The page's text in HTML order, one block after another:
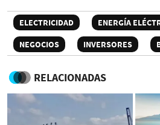
ELECTRICIDAD ENERGÍA
NEGOCIOS
INVERSORES
RELACIONADAS